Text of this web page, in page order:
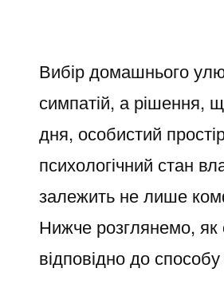
Вибір домашнього
симпатій, а рішення,
дня, особистий
психологічний стан
залежить не лише
Нижче розглянемо,
відповідно до